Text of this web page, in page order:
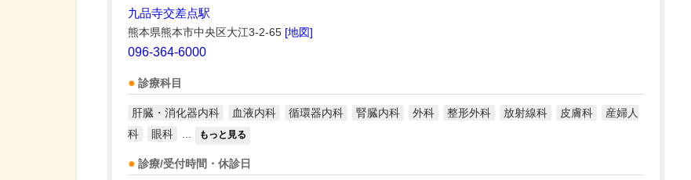
九品寺交差点駅
熊本県熊本市中央区大江3-2-65 [地図]
096-364-6000
診療科目
肝臓・消化器内科 血液内科 循環器内科 腎臓内科 外科 整形外科 放射線科 皮膚科
産婦人
科
眼科 もっと見る
診療/受付時間・休診日